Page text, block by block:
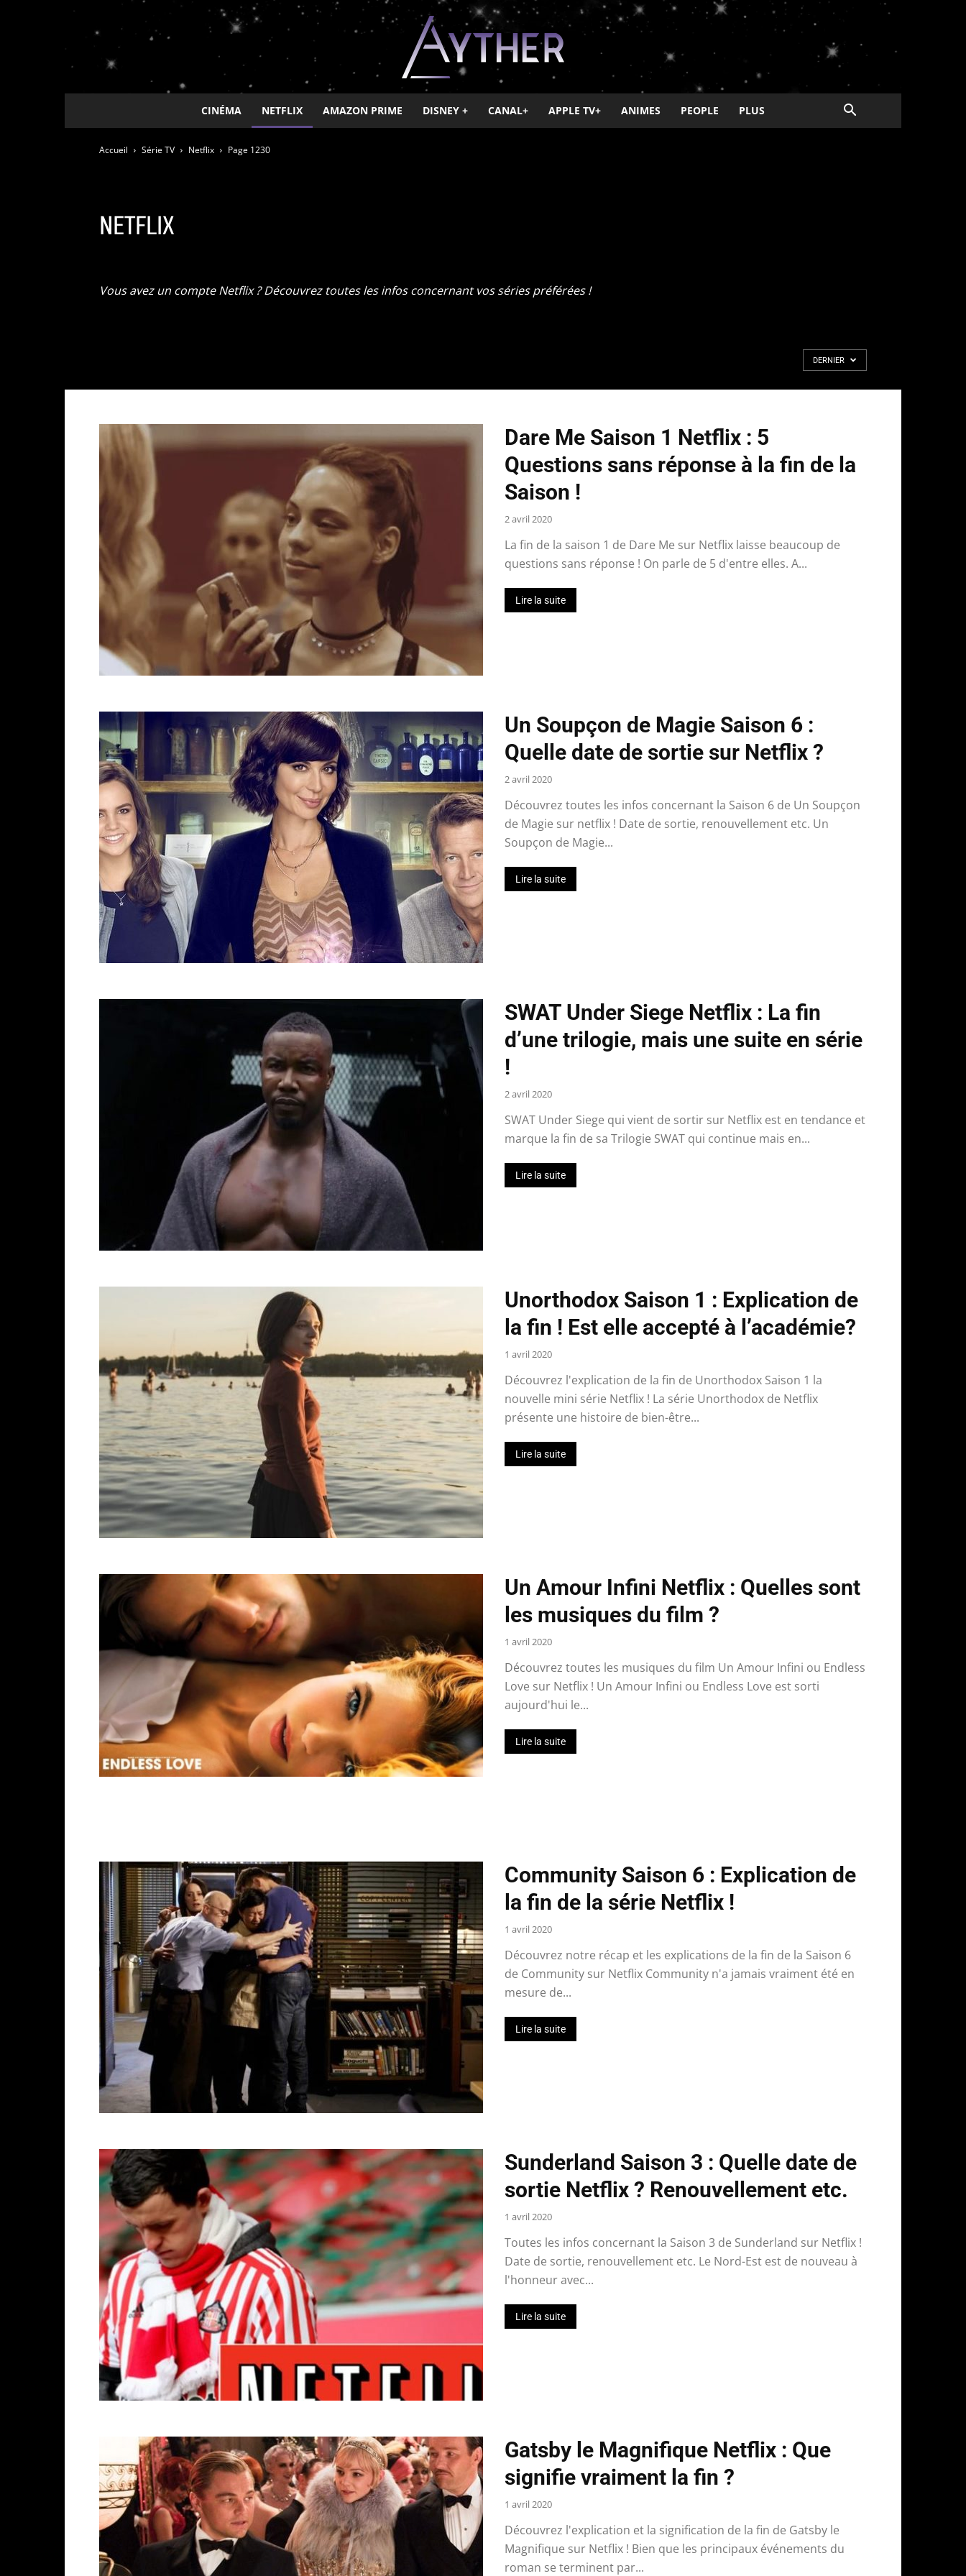
Ayther
CINÉMA NETFLIX AMAZON PRIME DISNEY + CANAL+ APPLE TV+ ANIMES PEOPLE PLUS
Accueil Série TV Netflix Page 1230
NETFLIX
Vous avez un compte Netflix ? Découvrez toutes les infos concernant vos séries préférées !
DERNIER
Dare Me Saison 1 Netflix : 5
Questions sans réponse à la fin de la
Saison !
2 avril 2020
La fin de la saison 1 de Dare Me sur Netflix laisse beaucoup de
questions sans réponse ! On parle de 5 d'entre elles. A...
Lire la suite
Un Soupçon de Magie Saison 6 :
Quelle date de sortie sur Netflix ?
2 avril 2020
Découvrez toutes les infos concernant la Saison 6 de Un Soupçon
de Magie sur netflix ! Date de sortie, renouvellement etc. Un
Soupçon de Magie...
Lire la suite
SWAT Under Siege Netflix : La fin
d’une trilogie, mais une suite en série
!
2 avril 2020
SWAT Under Siege qui vient de sortir sur Netflix est en tendance et
marque la fin de sa Trilogie SWAT qui continue mais en...
Lire la suite
Unorthodox Saison 1 : Explication de
la fin ! Est elle accepté à l’académie?
1 avril 2020
Découvrez l'explication de la fin de Unorthodox Saison 1 la
nouvelle mini série Netflix ! La série Unorthodox de Netflix
présente une histoire de bien-être...
Lire la suite
Un Amour Infini Netflix : Quelles sont
les musiques du film ?
1 avril 2020
Découvrez toutes les musiques du film Un Amour Infini ou Endless
Love sur Netflix ! Un Amour Infini ou Endless Love est sorti
aujourd'hui le...
Lire la suite
Community Saison 6 : Explication de
la fin de la série Netflix !
1 avril 2020
Découvrez notre récap et les explications de la fin de la Saison 6
de Community sur Netflix Community n'a jamais vraiment été en
mesure de...
Lire la suite
Sunderland Saison 3 : Quelle date de
sortie Netflix ? Renouvellement etc.
1 avril 2020
Toutes les infos concernant la Saison 3 de Sunderland sur Netflix !
Date de sortie, renouvellement etc. Le Nord-Est est de nouveau à
l'honneur avec...
Lire la suite
Gatsby le Magnifique Netflix : Que
signifie vraiment la fin ?
1 avril 2020
Découvrez l'explication et la signification de la fin de Gatsby le
Magnifique sur Netflix ! Bien que les principaux événements du
roman se terminent par...